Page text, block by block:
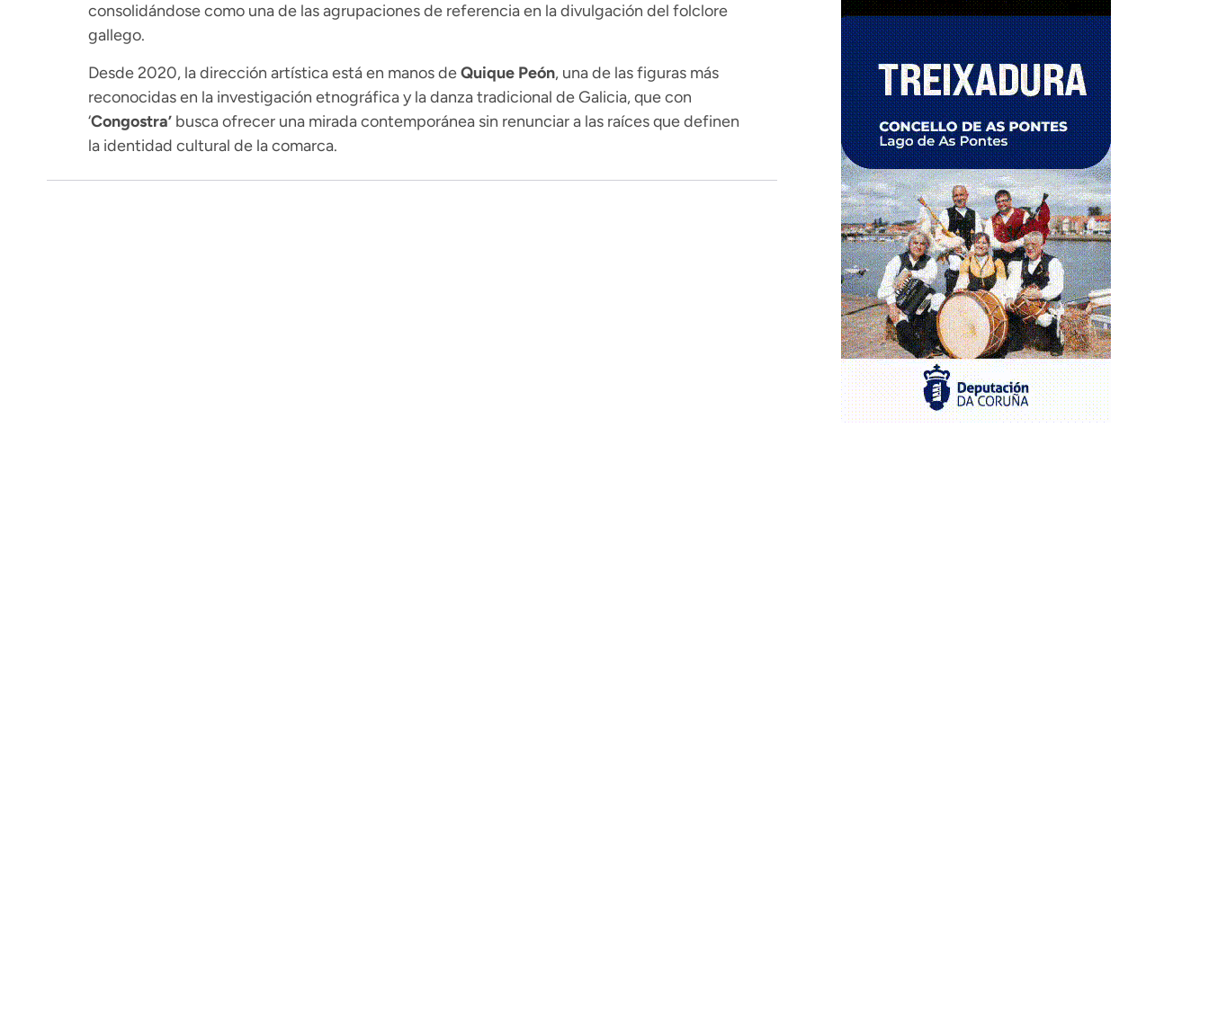
consolidándose como una de las agrupaciones de referencia en la divulgación del folclore
gallego.
Desde 2020, la dirección artística está en manos deQuique Peón, una de las figuras más
reconocidas en la investigación etnográfica y la danza tradicional de Galicia, que con
‘Congostra’busca ofrecer una mirada contemporánea sin renunciar a las raíces que definen
la identidad cultural de la comarca.